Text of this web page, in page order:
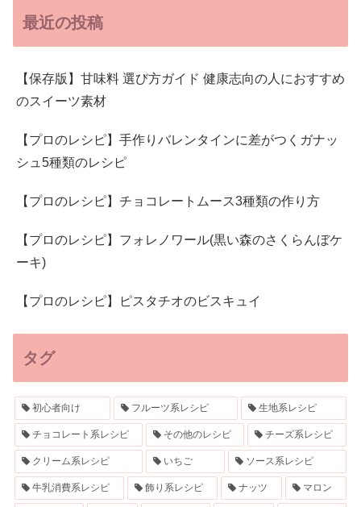
最近の投稿
【保存版】甘味料 選び方ガイド 健康志向の人におすすめ
のスイーツ素材
【プロのレシピ】手作りバレンタインに差がつくガナッ
シュ5種類のレシピ
【プロのレシピ】チョコレートムース3種類の作り方
【プロのレシピ】フォレノワール(黒い森のさくらんぼケ
ーキ)
【プロのレシピ】ピスタチオのビスキュイ
タグ
初心者向け フルーツ系レシピ 生地系レシピ
チョコレート系レシピ その他のレシピ チーズ系レシピ
クリーム系レシピ いちご ソース系レシピ
牛乳消費系レシピ 飾り系レシピ ナッツ マロン